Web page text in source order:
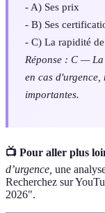
- A) Ses prix
- B) Ses
- C) La rapidité
Réponse : C —
en cas
importantes.
📺 Pour aller plus
d’urgence, une
Recherchez sur
2026".